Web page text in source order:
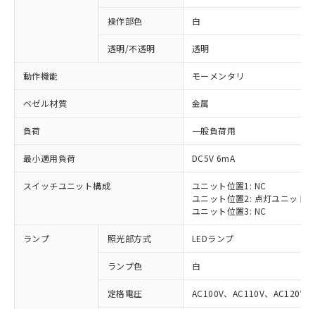
操作部色 白
透明/不透明 透明
動作機能 モーメンタリ
ベゼル材質 金属
負荷 一般負荷用
最小適用負荷 DC5V 6mA
スイッチユニット構成
ユニット位置1: NC
ユニット位置2: 点灯ユニット
ユニット位置3: NC
ランプ 照光部方式 LEDランプ
ランプ色 白
定格電圧 AC100V、AC110V、AC120V